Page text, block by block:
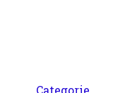
Categorie